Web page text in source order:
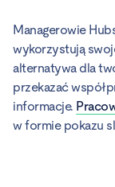
Managerowie
wykorzystują
alternatywa dla
przekazać
informacje.
w formie pokazu